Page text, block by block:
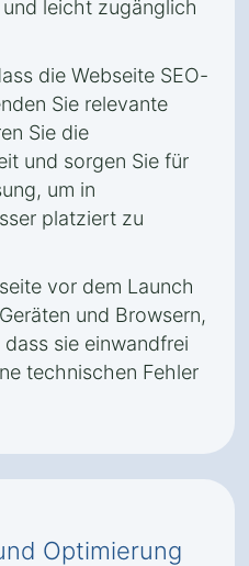
leicht zugänglich
die Webseite SEO-
Sie relevante
Sie die
und sorgen Sie für
um in
platziert zu
vor dem Launch
und Browsern,
sie einwandfrei
technischen Fehler
Optimierung